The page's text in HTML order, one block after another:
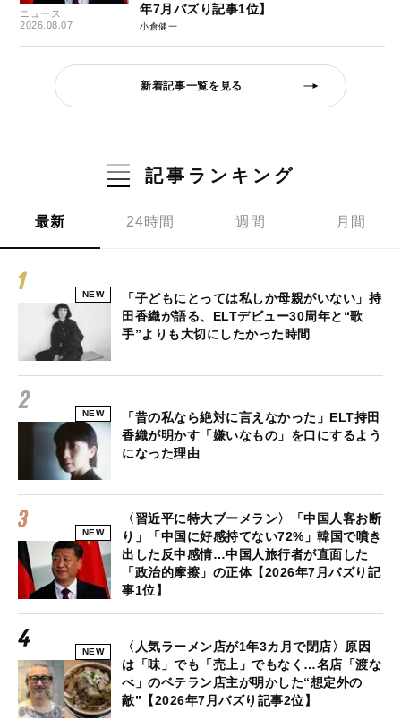
ニュース
2026.08.07
年7月バズり記事1位】
小倉健一
新着記事一覧を見る
記事ランキング
最新 24時間 週間 月間
NEW
「子どもにとっては私しか母親がいない」持
田香織が語る、ELTデビュー30周年と“歌
手”よりも大切にしたかった時間
NEW
「昔の私なら絶対に言えなかった」ELT持田
香織が明かす「嫌いなもの」を口にするよう
になった理由
NEW
〈習近平に特大ブーメラン〉「中国人客お断
り」「中国に好感持てない72%」韓国で噴き
出した反中感情…中国人旅行者が直面した
「政治的摩擦」の正体【2026年7月バズり記
事1位】
NEW
〈人気ラーメン店が1年3カ月で閉店〉原因
は「味」でも「売上」でもなく…名店「渡な
べ」のベテラン店主が明かした“想定外の
敵”【2026年7月バズり記事2位】